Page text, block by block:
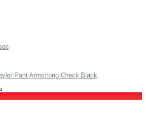
Pant Armstrong Check Black